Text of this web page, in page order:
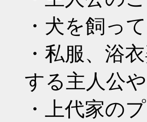
・犬を飼っ
・私服、浴
する主人公
・上代家の